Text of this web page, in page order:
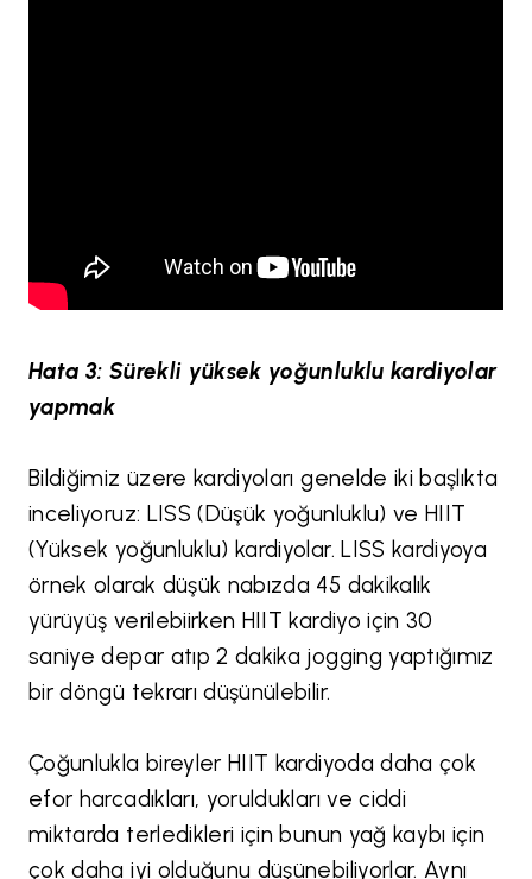
Hata 3: Sürekli yüksek yoğunluklu kardiyolar
yapmak
Bildiğimiz üzere kardiyoları genelde iki başlıkta
inceliyoruz: LISS (Düşük yoğunluklu) ve HIIT
(Yüksek yoğunluklu) kardiyolar. LISS kardiyoya
örnek olarak düşük nabızda 45 dakikalık
yürüyüş verilebiirken HIIT kardiyo için 30
saniye depar atıp 2 dakika jogging yaptığımız
bir döngü tekrarı düşünülebilir.
Çoğunlukla bireyler HIIT kardiyoda daha çok
efor harcadıkları, yoruldukları ve ciddi
miktarda terledikleri için bunun yağ kaybı için
çok daha iyi olduğunu düşünebiliyorlar. Aynı